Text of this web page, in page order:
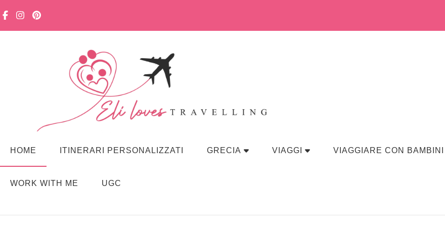
Eli loves travelling
Viaggiare in famiglia, senza stress. Con curiosità, lentezza e meraviglia
HOME ITINERARI PERSONALIZZATI GRECIA VIAGGI VIAGGIARE CON BAMBINI
WORK WITH ME UGC